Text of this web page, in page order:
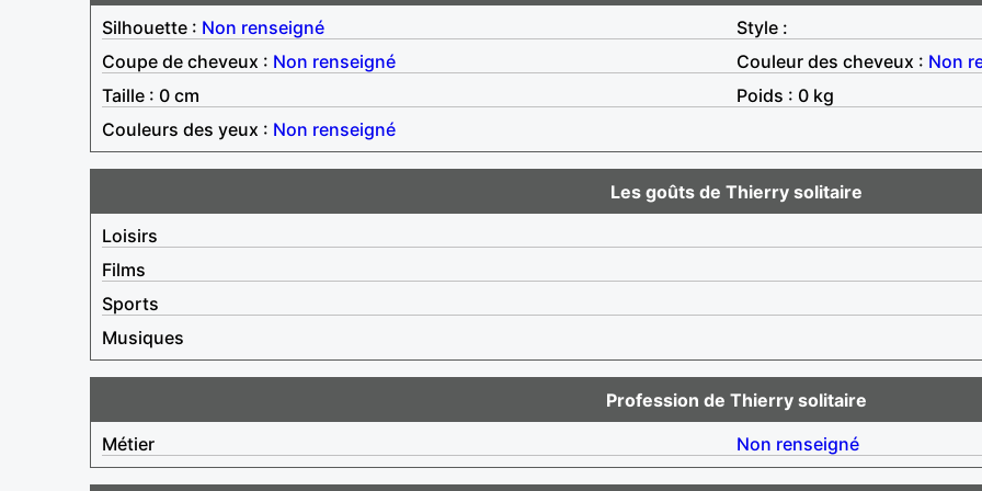
Silhouette : Non renseigné
Style :
Coupe de cheveux : Non renseigné Couleur des cheveux : Non
Taille : 0 cm
Poids : 0 kg
Couleurs des yeux : Non renseigné
Les goûts de Thierry solitaire
Loisirs
Films
Sports
Musiques
Profession de Thierry solitaire
Métier
Non renseigné